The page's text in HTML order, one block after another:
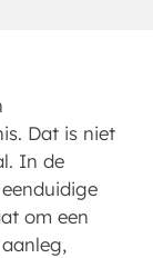
Dat is niet
In de
om een